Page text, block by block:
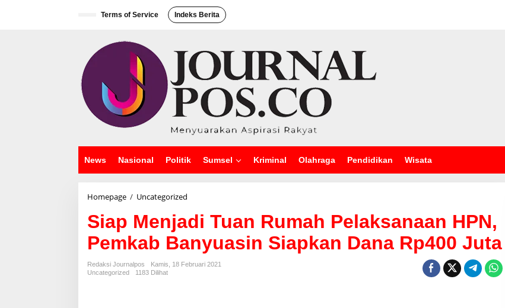
Terms of Service Indeks Berita
News Nasional Politik Sumsel Kriminal Olahraga Pendidikan Wisata
Homepage / Uncategorized
a
p
M
e
n
Siap Menjadi Tuan Rumah Pelaksanaan HPN,
Pemkab Banyuasin Siapkan Dana Rp400 Juta
Redaksi Journalpos
Kamis, 18 Februari 2021
Uncategorized
1183 Dilihat